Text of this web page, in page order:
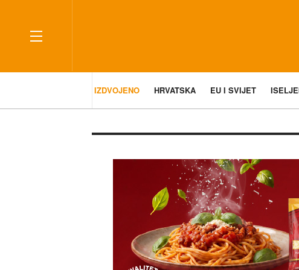
IZDVOJENO HRVATSKA EU I SVIJET